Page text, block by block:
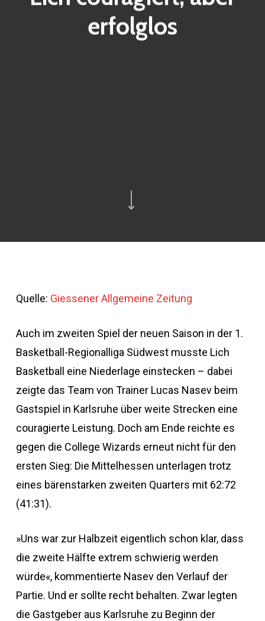
erfolglos
Quelle: Giessener Allgemeine Zeitung
Auch im zweiten Spiel der neuen Saison in der 1.
Basketball-Regionalliga Südwest musste Lich
Basketball eine Niederlage einstecken – dabei
zeigte das Team von Trainer Lucas Nasev beim
Gastspiel in Karlsruhe über weite Strecken eine
couragierte Leistung. Doch am Ende reichte es
gegen die College Wizards erneut nicht für den
ersten Sieg: Die Mittelhessen unterlagen trotz
eines bärenstarken zweiten Quarters mit 62:72
(41:31).
»Uns war zur Halbzeit eigentlich schon klar, dass
die zweite Hälfte extrem schwierig werden
würde«, kommentierte Nasev den Verlauf der
Partie. Und er sollte recht behalten. Zwar legten
die Gastgeber aus Karlsruhe zu Beginn der